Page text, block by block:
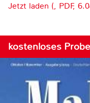
Jetzt laden (, PDF,
kostenloses